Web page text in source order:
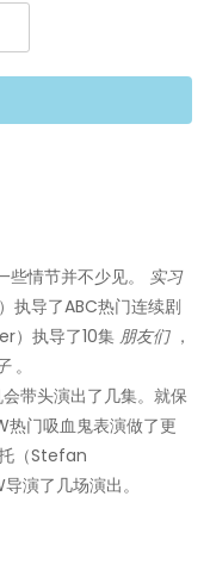
情节并不少见。 实习
执导了ABC热门连续剧
）执导了10集 朋友们，
。
带头演出了几集。就保
热门吸血鬼表演做了更
（Stefan
演了几场演出。